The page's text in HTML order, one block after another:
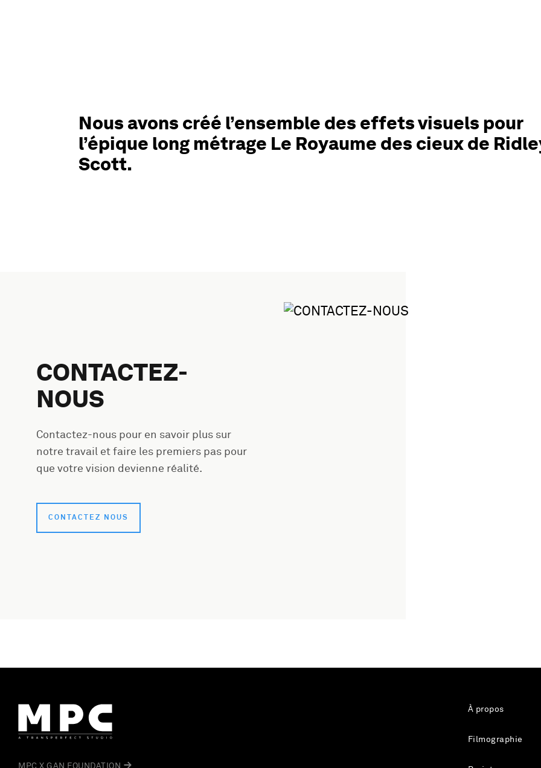
Nous avons créé l’ensemble des effets visuels pour
l’épique long métrage Le Royaume des cieux de
Scott.
CONTACTEZ-
NOUS
Contactez-nous pour en savoir plus sur
notre travail et faire les premiers pas pour
que votre vision devienne réalité.
CONTACTEZ NOUS
MPC X GAN FOUNDATION
À propos
Filmographie